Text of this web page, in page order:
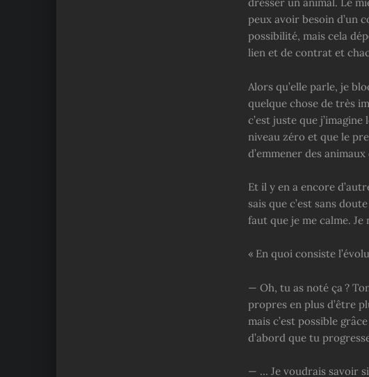
dresser un animal. Le
peux avoir besoin d’un
possibilité, mais cela
lien et de contrat et
Alors qu’elle parle, je
quelque chose de très
c’est juste que
niveau zéro et que le
d’emmener des
Et il y en a encore
sais que c’est sans
faut que je me calme. Je
« En quoi consiste
— Oh, tu as noté ça ?
propres en plus d’être
mais c’est possible
d’abord que tu
— … Je voudrais savoir